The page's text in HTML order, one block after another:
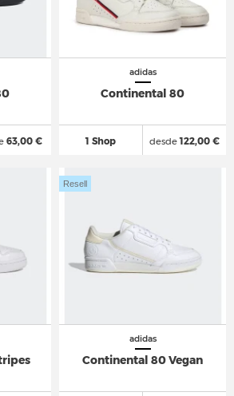
63,00 €
adidas
Continental 80
1 Shop desde122,00 €
adidas
Continental 80 Vegan
Resell